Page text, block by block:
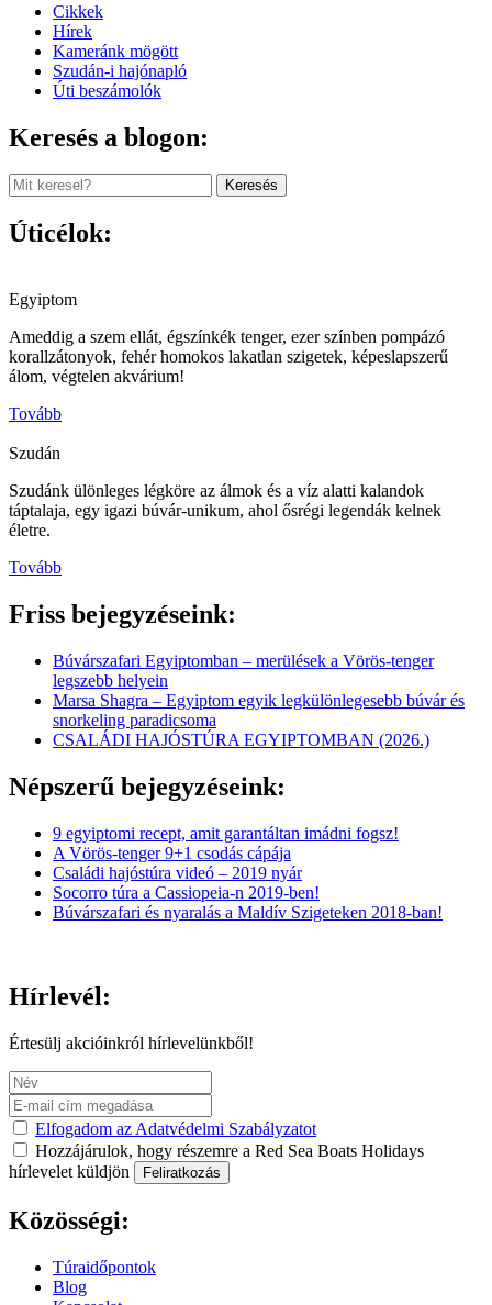
évesek
leszünk!
Cikkek
Hírek
Kameránk mögött
Szudán-i hajónapló
Úti beszámolók
Keresés a blogon:
Keresés
Úticélok:
Egyiptom
Ameddig a szem ellát, égszínkék tenger, ezer színben pompázó
korallzátonyok, fehér homokos lakatlan szigetek, képeslapszerű
álom, végtelen akvárium!
Tovább
Szudán
Szudánk ülönleges légköre az álmok és a víz alatti kalandok
táptalaja, egy igazi búvár-unikum, ahol ősrégi legendák kelnek
életre.
Tovább
Friss bejegyzéseink:
Búvárszafari Egyiptomban – merülések a Vörös-tenger
legszebb helyein
Marsa Shagra – Egyiptom egyik legkülönlegesebb búvár és
snorkeling paradicsoma
CSALÁDI HAJÓSTÚRA EGYIPTOMBAN (2026.)
Népszerű bejegyzéseink:
9 egyiptomi recept, amit garantáltan imádni fogsz!
A Vörös-tenger 9+1 csodás cápája
Családi hajóstúra videó – 2019 nyár
Socorro túra a Cassiopeia-n 2019-ben!
Búvárszafari és nyaralás a Maldív Szigeteken 2018-ban!
Hírlevél:
Értesülj akcióinkról hírlevelünkből!
Elfogadom az Adatvédelmi Szabályzatot
Hozzájárulok, hogy részemre a Red Sea Boats Holidays
hírlevelet küldjön
Feliratkozás
Közösségi:
Túraidőpontok
Blog